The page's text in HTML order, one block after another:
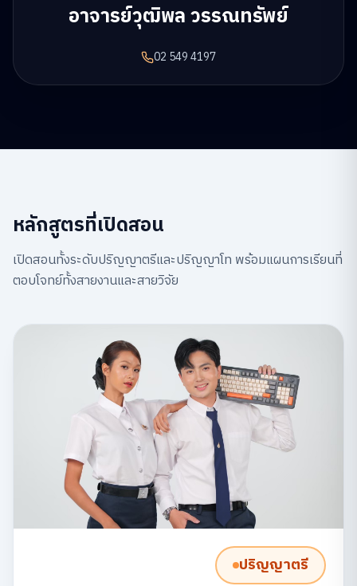
อาจารย์วุฒิพล วรรณทรัพย์
02 549 4197
หลักสูตรที่เปิดสอน
เปิดสอนทั้งระดับปริญญาตรีและปริญญาโท พร้อมแผนการเรียนที่
ตอบโจทย์ทั้งสายงานและสายวิจัย
ปริญญาตรี